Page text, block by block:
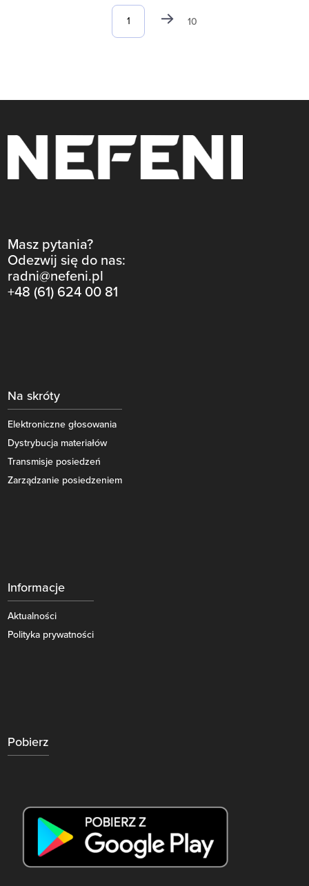
10
Masz pytania?
Odezwij się do nas:
radni@nefeni.pl
+48 (61) 624 00 81
Na skróty
Elektroniczne głosowania
Dystrybucja materiałów
Transmisje posiedzeń
Zarządzanie posiedzeniem
Informacje
Aktualności
Polityka prywatności
Pobierz